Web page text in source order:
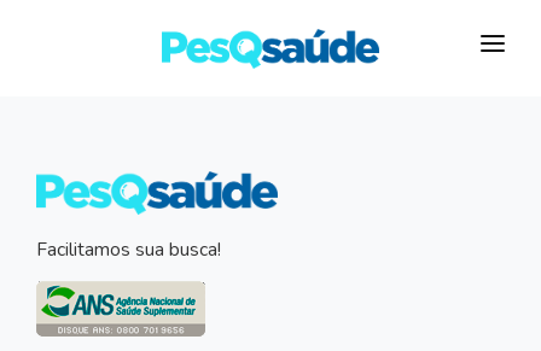
LABORATÓRIOS
BLOG
MAIS…
Facilitamos sua busca!